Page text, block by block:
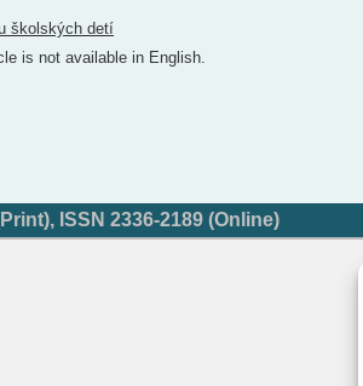
školských detí
is not available in English.
ISSN 2336-2189 (Online)